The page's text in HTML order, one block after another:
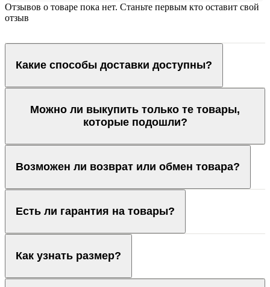
Отзывов о товаре пока нет. Станьте первым кто оставит свой
отзыв
Какие способы доставки доступны?
Можно ли выкупить только те товары,
которые подошли?
Возможен ли возврат или обмен товара?
Есть ли гарантия на товары?
Как узнать размер?